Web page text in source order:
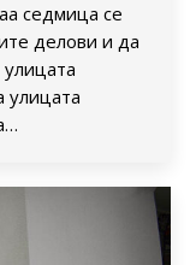
седмица се
делови и да
улицата
улицата